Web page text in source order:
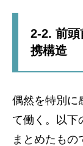
2-2. 前頭
携構造
偶然を特別に
て働く。以下
まとめたもの